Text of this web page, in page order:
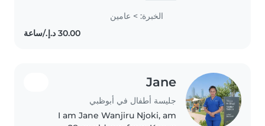
sitter in a hotel Fairmont
Fujairah resort and beach for
3year and half now am in Abu
الخبرة: > عامين
Jane
جليسة أطفال في أبوظبي
I am Jane Wanjiru Njoki, am